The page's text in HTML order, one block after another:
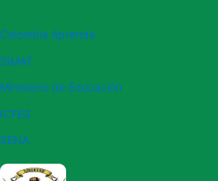
Colombia Aprende
SIMAT
Ministerio de Educación
ICFES
SENA